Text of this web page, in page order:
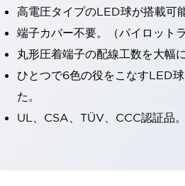
安全柵内の人的被害を削
削減小型装置の安全対策
のおける防爆対策を
けて
における金属（主に銅）混入対策
高電圧タイプのLED球が搭載可
端子カバー不要。（パイロット
丸形圧着端子の配線工数を大幅に
ひとつで6色の役をこなすLED
た。
UL、CSA、TÜV、CCC認証品